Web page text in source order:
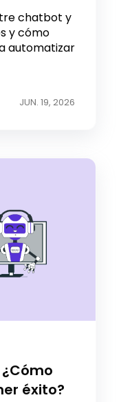
chatbot y
y cómo
automatizar
JUN. 19, 2026
éxito?